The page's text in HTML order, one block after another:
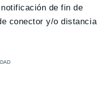
de fin de
conector y/o distancia